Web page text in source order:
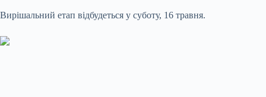
Вирішальний етап відбудеться у суботу, 16 травня.